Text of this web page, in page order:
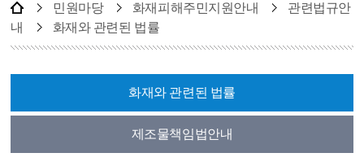
민원마당 화재피해주민지원안내
관련법규안
내
화재와 관련된 법률
화재와 관련된 법률
제조물책임법안내